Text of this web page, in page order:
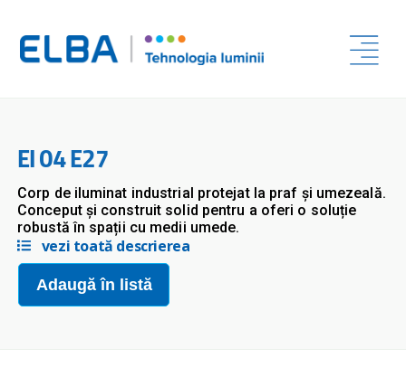
EI 04 E27
Corp de iluminat industrial protejat la praf și umezeală.
Conceput și construit solid pentru a oferi o soluție
robustă în spații cu medii umede.
vezi toată descrierea
Adaugă în listă